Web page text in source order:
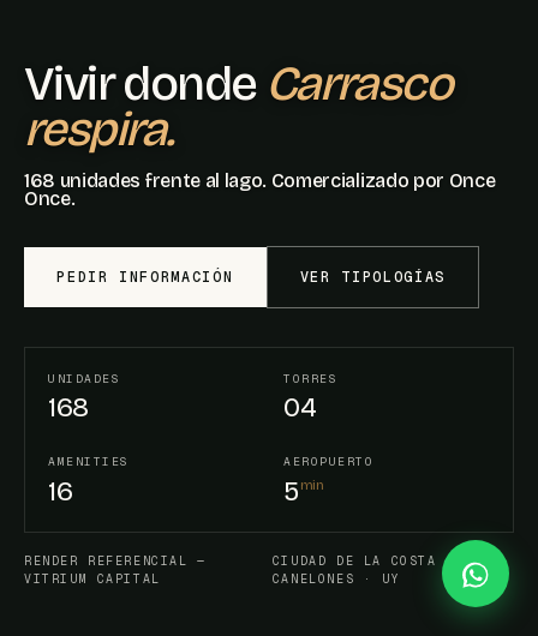
Vivir donde Carrasco
respira.
168 unidades frente al lago. Comercializado por Once
Once.
PEDIR INFORMACIÓN VER TIPOLOGÍAS
UNIDADES
168
TORRES
04
AMENITIES
16
AEROPUERTO
5 min
RENDER REFERENCIAL —
VITRIUM CAPITAL
CIUDAD DE LA COSTA ·
CANELONES · UY